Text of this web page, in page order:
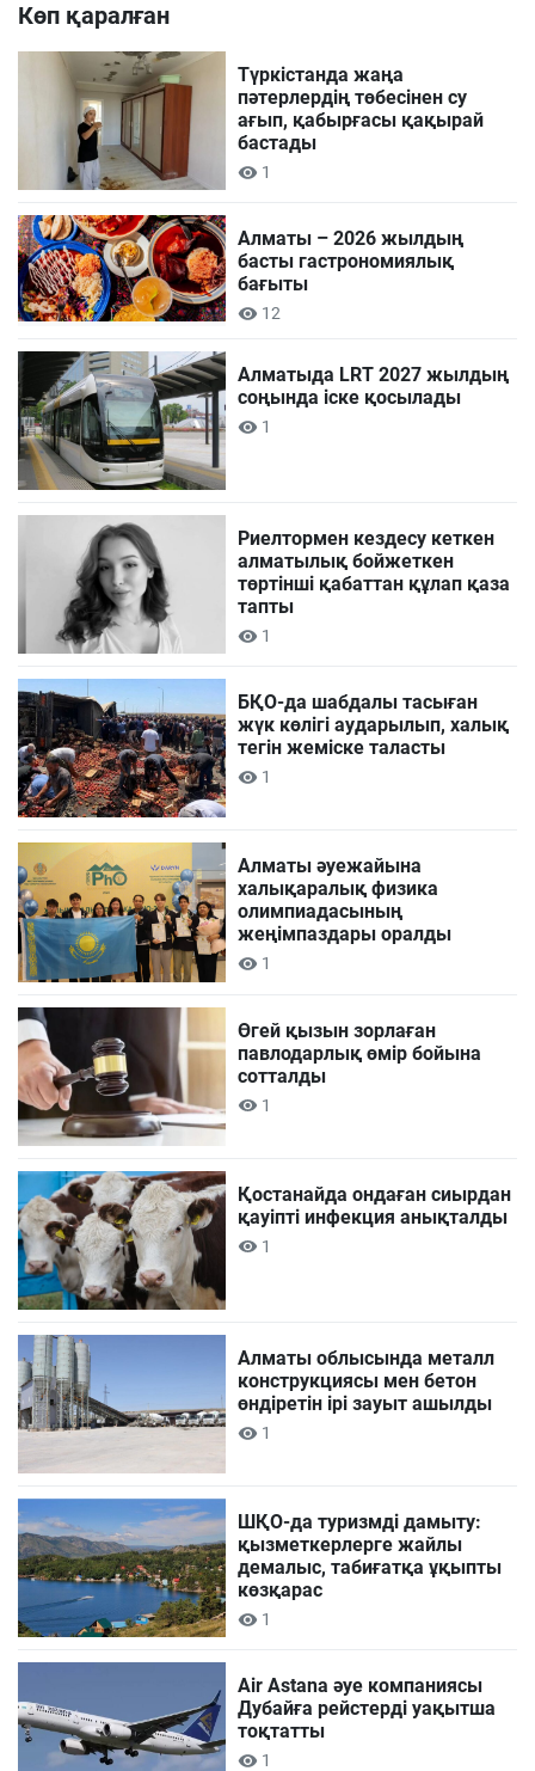
Көп қаралған
Түркістанда жаңа
пәтерлердің төбесінен су
ағып, қабырғасы қақырай
бастады
1
Алматы – 2026 жылдың
басты гастрономиялық
бағыты
12
Алматыда LRT 2027 жылдың
соңында іске қосылады
1
Риелтормен кездесу кеткен
алматылық бойжеткен
төртінші қабаттан құлап қаза
тапты
1
БҚО-да шабдалы тасыған
жүк көлігі аударылып, халық
тегін жеміске таласты
1
Алматы әуежайына
халықаралық физика
олимпиадасының
жеңімпаздары оралды
1
Өгей қызын зорлаған
павлодарлық өмір бойына
сотталды
1
Қостанайда ондаған сиырдан
қауіпті инфекция анықталды
1
Алматы облысында металл
конструкциясы мен бетон
өндіретін ірі зауыт ашылды
1
ШҚО-да туризмді дамыту:
қызметкерлерге жайлы
демалыс, табиғатқа ұқыпты
көзқарас
1
Air Astana әуе компаниясы
Дубайға рейстерді уақытша
тоқтатты
1